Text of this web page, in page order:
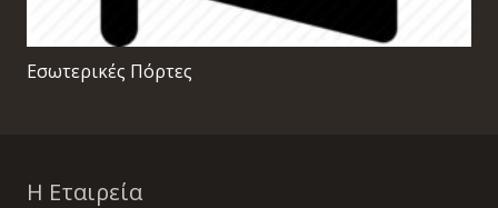
Εσωτερικές Πόρτες
Η Εταιρεία